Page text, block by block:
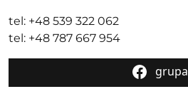
tel: +48 539 322 062
tel: +48 787 667 954
grupa